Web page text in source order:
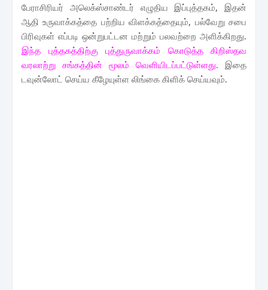
பேராசிரியர் அலெக்ஸ்சாண்டர் எழுதிய இப்புத்தகம், இதன்
ஆதி உருவாக்கத்தை பற்றிய விளக்கத்தையும், பல்வேறு சபை
பிரிவுகள் எப்படி ஒன்றுபட்டன மற்றும் பலவற்றை அளிக்கிறது.
இந்த புத்தகத்திற்கு புத்துருவாக்கம் கொடுத்த கிறிஸ்தவ
வரலாற்று சங்கத்தின் மூலம் வெளியிடப்பட்டுள்ளது. இதை
டவுன்லோட் செய்ய கீழேயுள்ள லிங்கை கிளிக் செய்யவும்.